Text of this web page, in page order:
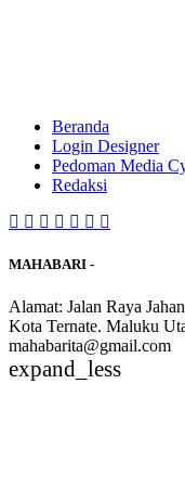
Beranda
Login Designer
Pedoman Media
Redaksi
MAHABARI -
Alamat: Jalan Raya
Kota Ternate. Maluku
mahabarita@gmail.com
expand_less